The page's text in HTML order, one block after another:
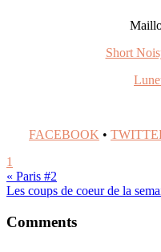
Short
FACEBOOK •
1
« Paris #2
Les coups de coeur de la
Interactions
Comments